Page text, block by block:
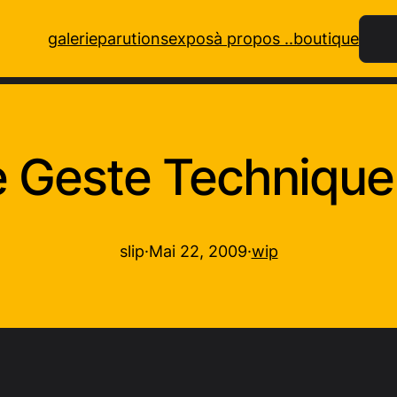
galerieparutionsexposà propos ..boutique
Geste
slip·Mai 22, 2009·wip